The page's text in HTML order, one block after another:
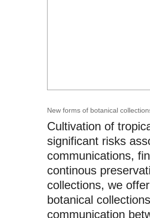
New forms of botanical
Cultivation of
significant risks
communications,
continous
collections, we
botanical
communication